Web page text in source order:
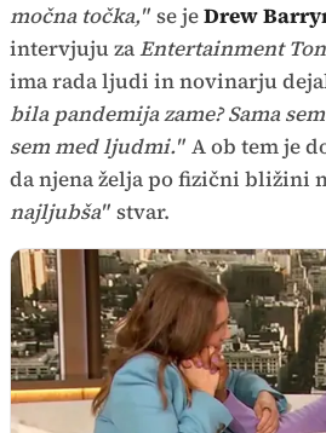
močna točka," se jeDrew
intervjuju zaEntertainment
ima rada ljudi in novinarju
bila pandemija zame? Sama
sem med ljudmi." A ob tem je
da njena želja po fizični bližini
najljubša" stvar.